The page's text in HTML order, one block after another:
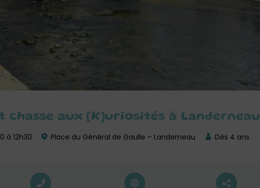
chasse aux [K]uriosités à Landerneau
à 12h30 Place du Général de Gaulle – Landerneau Dès 4 ans